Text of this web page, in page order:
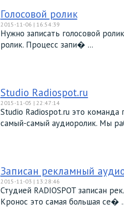
Голосовой ролик
2015-11-06 | 16:54:39
Нужно записать голосовой
ролик. Процесс запи� ...
Studio Radiospot.ru
2015-11-05 | 22:47:14
Studio Radiospot.ru это
самый-самый аудиоролик. Мы
Записан рекламный
2015-11-03 | 13:28:46
Студией RADIOSPOT записан
Кронос это самая большая се�